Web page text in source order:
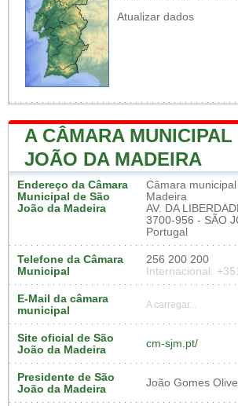
Atualizar dados
A CÂMARA MUNICIPAL
JOÃO DA MADEIRA
Endereço da Câmara
Municipal de São
João da Madeira
Câmara
Madeira
AV. DA
3700-956 - SÃO
Portugal
Telefone da Câmara
Municipal
256 200 200
Internacional:
E-Mail da câmara
municipal
A carregar...
Site oficial de São
João da Madeira
cm-sjm.pt/
Presidente de São
João da Madeira
João Gomes